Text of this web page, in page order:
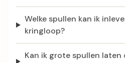
Welke spullen kan ik
kringloop?
Kan ik grote spullen laten